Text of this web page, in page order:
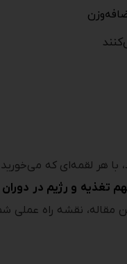
هر لقمه‌ای که
تغذیه و رژیم در دوران
مقاله، نقشه راه